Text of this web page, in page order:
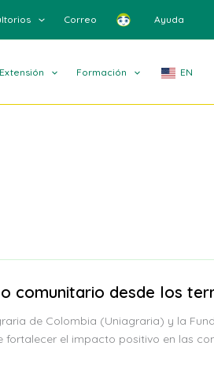
Correo Ayuda
Extensión Formación EN
comunitario desde los
de Colombia (Uniagraria) y la
el impacto positivo en las